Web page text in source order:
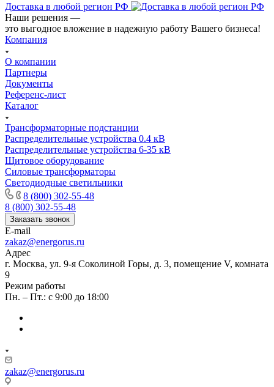
Доставка в любой регион РФ
Наши решения —
это выгодное вложение в надежную работу Вашего бизнеса!
Компания
О компании
Партнеры
Документы
Референс-лист
Каталог
Трансформаторные подстанции
Распределительные устройства 0.4 кВ
Распределительные устройства 6-35 кВ
Щитовое оборудование
Силовые трансформаторы
Светодиодные светильники
8 (800) 302-55-48
8 (800) 302-55-48
Заказать звонок
E-mail
zakaz@energorus.ru
Адрес
г. Москва, ул. 9-я Соколиной Горы, д. 3, помещение V, комната
9
Режим работы
Пн. – Пт.: с 9:00 до 18:00
zakaz@energorus.ru